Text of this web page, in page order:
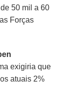
50 mil a 60
Forças
exigiria que
atuais 2%